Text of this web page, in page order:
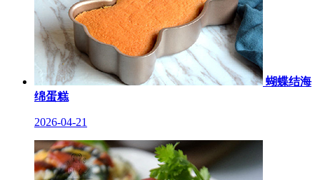
蝴蝶结海
绵蛋糕
2026-04-21